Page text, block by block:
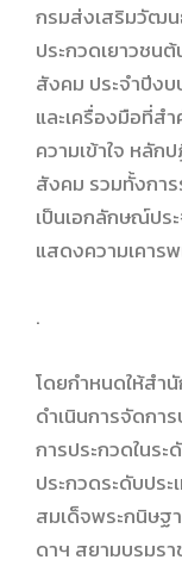
กรมส่งเสริมวัฒน
ประกวดเยาวชน
สังคม ประจำปีง
และเครื่องมือที่ส
ความเข้าใจ หลัก
สังคม รวมทั้งกา
เป็นเอกลักษณ์ปร
แสดงความเคาร
.
โดยกำหนดให้ส
ดำเนินการจัดกา
การประกวดในระ
ประกวดระดับปร
สมเด็จพระกนิษฐ
ดาฯ สยามบรมร